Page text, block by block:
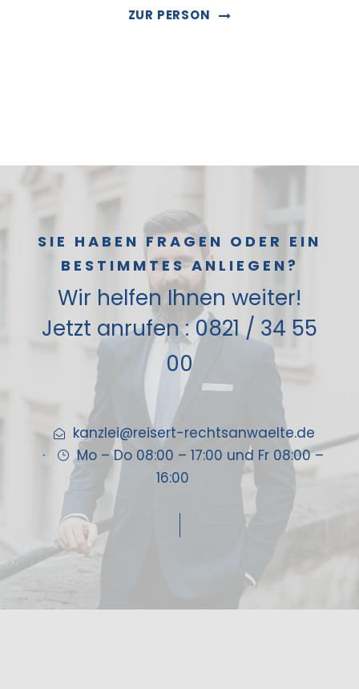
ZUR PERSON
SIE HABEN FRAGEN ODER EIN
BESTIMMTES ANLIEGEN?
Wir helfen Ihnen weiter!
Jetzt anrufen : 0821 / 34 55
00
kanzlei@reisert-rechtsanwaelte.de
·
Mo – Do 08:00 – 17:00 und Fr 08:00 –
16:00